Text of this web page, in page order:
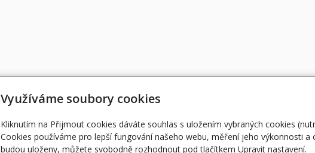
Využíváme soubory cookies
Kliknutím na Přijmout cookies dáváte souhlas s uložením vybraných cookies
Cookies používáme pro lepší fungování našeho webu, měření jeho výkonnosti a
budou uloženy, můžete svobodně rozhodnout pod tlačítkem Upravit nastavení.